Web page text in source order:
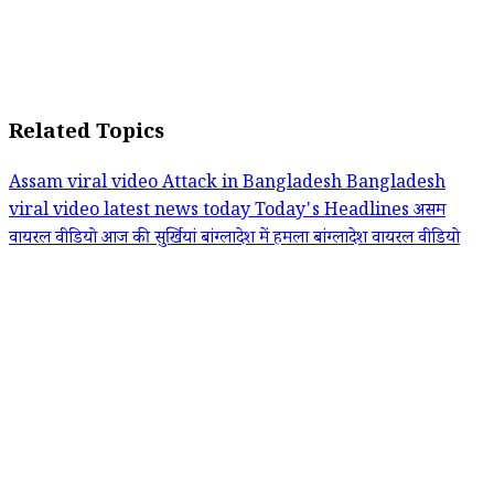
Related Topics
Assam viral videoAttack in BangladeshBangladesh
viral videolatest news todayToday's Headlinesअसम
वायरल वीडियोआज की सुर्खियांबांग्लादेश में हमलाबांग्लादेश वायरल वीडियो